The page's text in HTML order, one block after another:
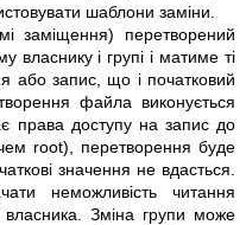
шаблони заміни.
заміщення) перетворений
і групі і матиме ті
або запис, що і початковий
файла виконується
права доступу на запис до
root), перетворення буде
значення не вдасться.
неможливість читання
Зміна групи може